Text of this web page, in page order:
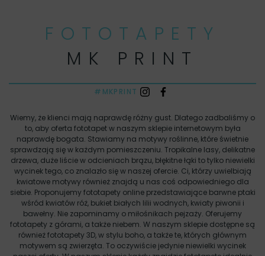
FOTOTAPETY
MK PRINT
#MKPRINT
Wiemy, że klienci mają naprawdę różny gust. Dlatego zadbaliśmy o
to, aby oferta fototapet w naszym sklepie internetowym była
naprawdę bogata. Stawiamy na motywy roślinne, które świetnie
sprawdzają się w każdym pomieszczeniu. Tropikalne lasy, delikatne
drzewa, duże liście w odcieniach brązu, błękitne łąki to tylko niewielki
wycinek tego, co znalazło się w naszej ofercie. Ci, którzy uwielbiają
kwiatowe motywy również znajdą u nas coś odpowiedniego dla
siebie. Proponujemy fototapety online przedstawiające barwne ptaki
wśród kwiatów róż, bukiet białych lilii wodnych, kwiaty piwonii i
bawełny. Nie zapominamy o miłośnikach pejzaży. Oferujemy
fototapety z górami, a także niebem. W naszym sklepie dostępne są
również fototapety 3D, w stylu boho, a także te, których głównym
motywem są zwierzęta. To oczywiście jedynie niewielki wycinek